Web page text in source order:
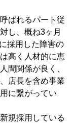
ばれるパート従
し、概ね3ヶ月
採用した障害の
高く人材的に恵
間関係が良く、
店長を含め事業
に繋がってい
規採用している